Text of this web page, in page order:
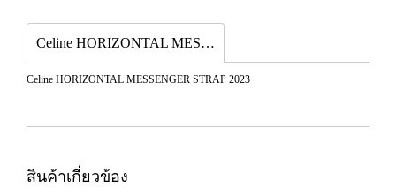
Celine HORIZONTAL MESSENGER STRAP 2023
Celine HORIZONTAL MESSENGER STRAP 2023
สินค้าเกี่ยวข้อง